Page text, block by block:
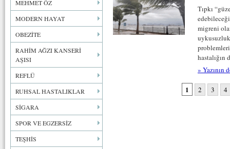
MEHMET ÖZ
MODERN HAYAT
OBEZİTE
RAHİM AĞZI KANSERİ
AŞISI
REFLÜ
RUHSAL HASTALIKLAR
SİGARA
SPOR VE EGZERSİZ
TEŞHİS
Tıpkı
migreni
» Yazının
1 2 3 4